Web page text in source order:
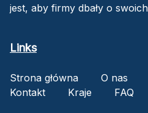
jest, aby firmy dbały o
Links
Strona główna O nas
Kontakt
Kraje FAQ